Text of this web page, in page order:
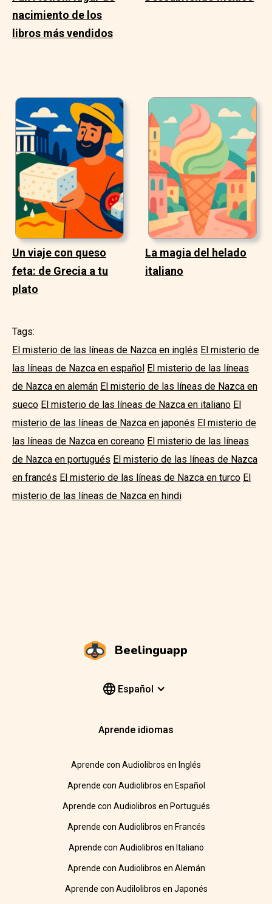
nacimiento de los
libros más vendidos
Un viaje con queso
feta: de Grecia a tu
plato
La magia del helado
italiano
Tags:
El misterio de las líneas de Nazca en inglés El misterio de
las líneas de Nazca en español El misterio de las líneas
de Nazca en alemán El misterio de las líneas de Nazca en
sueco El misterio de las líneas de Nazca en italiano El
misterio de las líneas de Nazca en japonés El misterio de
las líneas de Nazca en coreano El misterio de las líneas
de Nazca en portugués El misterio de las líneas de Nazca
en francés El misterio de las líneas de Nazca en turco El
misterio de las líneas de Nazca en hindi
Beelinguapp
Español
Aprende idiomas
Aprende con Audiolibros en Inglés
Aprende con Audiolibros en Español
Aprende con Audiolibros en Portugués
Aprende con Audiolibros en Francés
Aprende con Audiolibros en Italiano
Aprende con Audiolibros en Alemán
Aprende con Audilolibros en Japonés